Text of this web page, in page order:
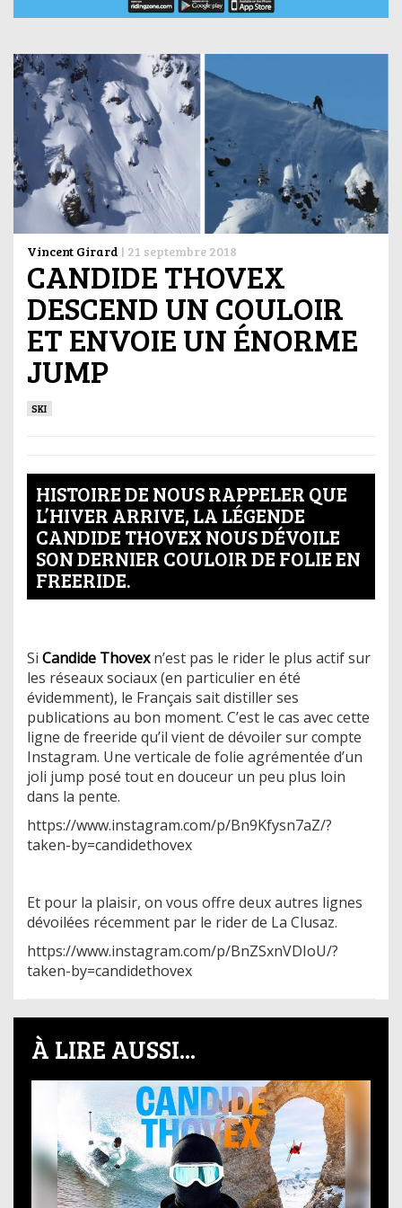
Vincent Girard | 21 septembre 2018
CANDIDE THOVEX
DESCEND UN COULOIR
ET ENVOIE UN ÉNORME
JUMP
SKI
HISTOIRE DE NOUS RAPPELER QUE
L’HIVER ARRIVE, LA LÉGENDE
CANDIDE THOVEX NOUS DÉVOILE
SON DERNIER COULOIR DE FOLIE EN
FREERIDE.
Si Candide Thovexn’est pas le rider le plus actif sur
les réseaux sociaux (en particulier en été
évidemment), le Français sait distiller ses
publications au bon moment. C’est le cas avec cette
ligne de freeride qu’il vient de dévoiler sur compte
Instagram. Une verticale de folie agrémentée d’un
joli jump posé tout en douceur un peu plus loin
dans la pente.
https://www.instagram.com/p/Bn9Kfysn7aZ/?
taken-by=candidethovex
Et pour la plaisir, on vous offre deux autres lignes
dévoilées récemment par le rider de La Clusaz.
https://www.instagram.com/p/BnZSxnVDIoU/?
taken-by=candidethovex
À LIRE AUSSI...